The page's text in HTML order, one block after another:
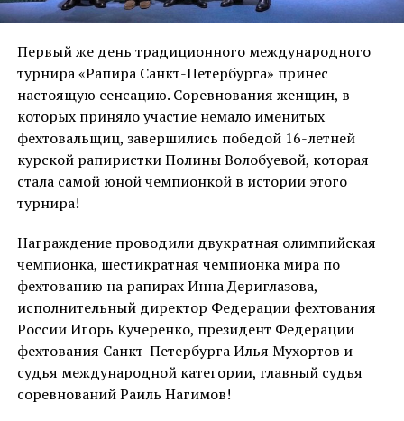
Первый же день традиционного международного
турнира «Рапира Санкт-Петербурга» принес
настоящую сенсацию. Соревнования женщин, в
которых приняло участие немало именитых
фехтовальщиц, завершились победой 16-летней
курской рапиристки Полины Волобуевой, которая
стала самой юной чемпионкой в истории этого
турнира!
Награждение проводили двукратная олимпийская
чемпионка, шестикратная чемпионка мира по
фехтованию на рапирах Инна Дериглазова,
исполнительный директор Федерации фехтования
России Игорь Кучеренко, президент Федерации
фехтования Санкт-Петербурга Илья Мухортов и
судья международной категории, главный судья
соревнований Раиль Нагимов!